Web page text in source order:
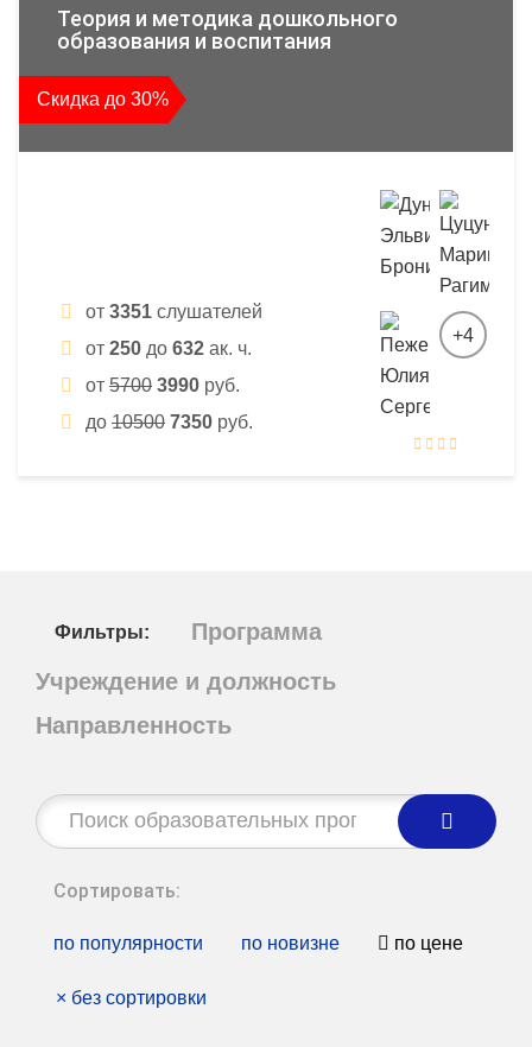
Теория и методика дошкольного
образования и воспитания
Скидка до 30%
от 3351 слушателей
от 250 до 632 ак. ч.
от 5700 3990 руб.
до 10500 7350 руб.
+4
Фильтры:
Программа
Учреждение и должность
Направленность
Строка
поиска:
Сортировать:
по популярности по новизне по цене
× без сортировки